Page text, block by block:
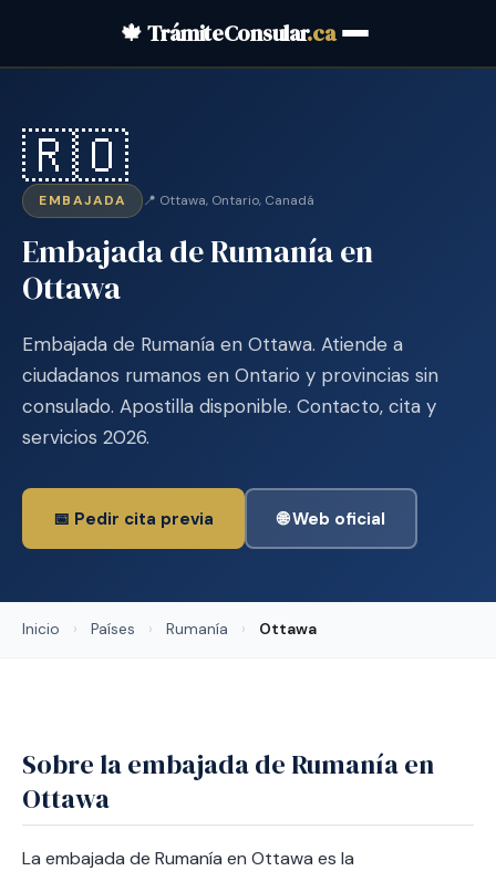
🍁 TrámiteConsular.ca
🇷🇴
EMBAJADA 📍 Ottawa, Ontario, Canadá
Embajada de Rumanía en
Ottawa
Embajada de Rumanía en Ottawa. Atiende a
ciudadanos rumanos en Ontario y provincias sin
consulado. Apostilla disponible. Contacto, cita y
servicios 2026.
📅 Pedir cita previa 🌐 Web oficial
Inicio › Países › Rumanía › Ottawa
Sobre la embajada de Rumanía en
Ottawa
La embajada de Rumanía en Ottawa es la